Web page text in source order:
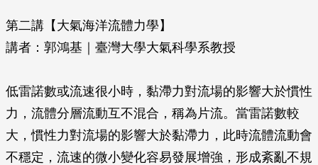
第二講【大氣海洋流體力學】
講者：郭鴻基｜臺灣大學大氣科學系教授
低雷諾數或流速很小時，黏滯力對流場的影響大於慣性
力，流體分層流動互不混合，稱為片流。當雷諾數較
大，慣性力對流場的影響大於黏滯力，此時流體流動會
不穩定，流速的微小變化容易發展增強，形成紊亂不規